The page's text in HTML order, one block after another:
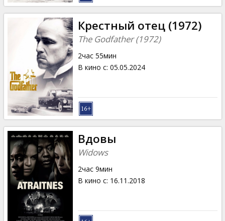
Клуб
Крестный отец (1972)
The Godfather (1972)
2час 55мин
В кино с: 05.05.2024
Вдовы
Widows
2час 9мин
В кино с: 16.11.2018